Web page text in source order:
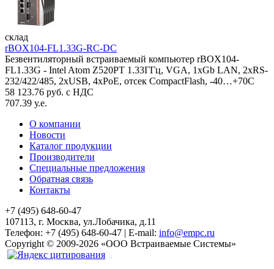
склад
rBOX104-FL1.33G-RC-DC
Безвентиляторный встраиваемый компьютер rBOX104-
FL1.33G - Intel Atom Z520PT 1.33ГГц, VGA, 1xGb LAN, 2xRS-
232/422/485, 2xUSB, 4xPoE, отсек CompactFlash, -40…+70C
58 123.76 руб. с НДС
707.39 у.е.
О компании
Новости
Каталог продукции
Производители
Специальные предложения
Обратная связь
Контакты
+7 (495) 648-60-47
107113, г. Москва, ул.Лобачика, д.11
Телефон: +7 (495) 648-60-47 | E-mail: info@empc.ru
Copyright © 2009-2026 «ООО Встраиваемые Системы»